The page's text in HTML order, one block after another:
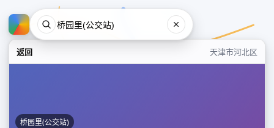
返回 天津市河北区
桥园里(公交站)